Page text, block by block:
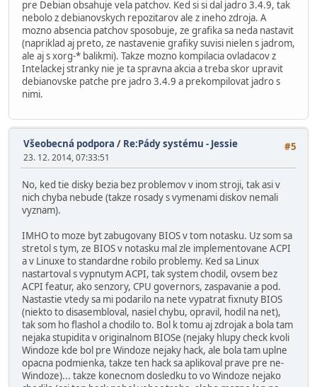
pre Debian obsahuje vela patchov. Ked si si dal jadro 3.4.9, tak
nebolo z debianovskych repozitarov ale z ineho zdroja. A
mozno absencia patchov sposobuje, ze grafika sa neda nastavit
(napriklad aj preto, ze nastavenie grafiky suvisi nielen s jadrom,
ale aj s xorg-* balikmi). Takze mozno kompilacia ovladacov z
Intelackej stranky nie je ta spravna akcia a treba skor upravit
debianovske patche pre jadro 3.4.9 a prekompilovat jadro s
nimi.
#5
Všeobecná podpora / Re:Pády systému - Jessie
23. 12. 2014, 07:33:51
No, ked tie disky bezia bez problemov v inom stroji, tak asi v
nich chyba nebude (takze rosady s vymenami diskov nemali
vyznam).
IMHO to moze byt zabugovany BIOS v tom notasku. Uz som sa
stretol s tym, ze BIOS v notasku mal zle implementovane ACPI
a v Linuxe to standardne robilo problemy. Ked sa Linux
nastartoval s vypnutym ACPI, tak system chodil, ovsem bez
ACPI featur, ako senzory, CPU governors, zaspavanie a pod.
Nastastie vtedy sa mi podarilo na nete vypatrat fixnuty BIOS
(niekto to disasembloval, nasiel chybu, opravil, hodil na net),
tak som ho flashol a chodilo to. Bol k tomu aj zdrojak a bola tam
nejaka stupidita v originalnom BIOSe (nejaky hlupy check kvoli
Windoze kde bol pre Windoze nejaky hack, ale bola tam uplne
opacna podmienka, takze ten hack sa aplikoval prave pre ne-
Windoze)... takze konecnom dosledku to vo Windoze nejako